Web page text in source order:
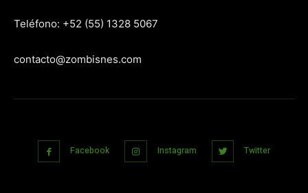
Teléfono: +52 (55) 1328 5067
contacto@zombisnes.com
Facebook Instagram Twitter